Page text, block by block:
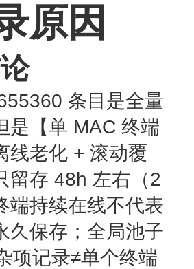
原因
条目是全量
是【单 MAC 终端
线老化 + 滚动覆
留存 48h 左右（2
端持续在线不代表
久保存；全局池子
项记录≠单个终端